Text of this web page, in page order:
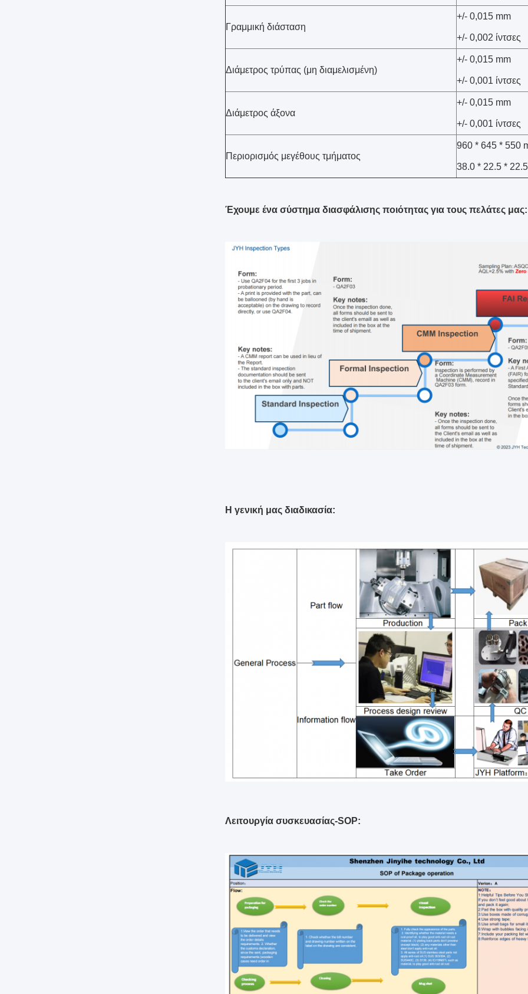
Γραμμική διάσταση
+/- 0,015 mm
+/- 0,002 ίντσες
Διάμετρος τρύπας (μη διαμελισμένη)
+/- 0,015 mm
+/- 0,001 ίντσες
Διάμετρος άξονα
+/- 0,015 mm
+/- 0,001 ίντσες
Περιορισμός μεγέθους τμήματος
960 * 645 * 550
38.0 * 22.5 * 22.5
Έχουμε ένα σύστημα διασφάλισης ποιότητας για τους πελάτες μας:
Η γενική μας διαδικασία:
Λειτουργία συσκευασίας-SOP: